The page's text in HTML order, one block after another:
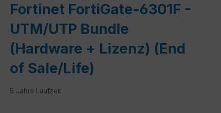
Fortinet FortiGate-6301F -
UTM/UTP Bundle
(Hardware + Lizenz) (End
of Sale/Life)
5 Jahre Laufzeit